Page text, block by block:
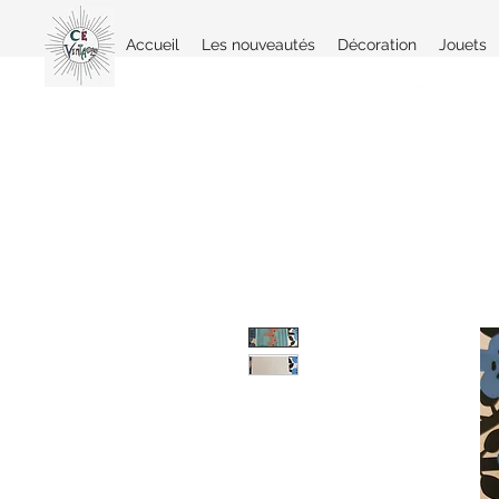
Accueil Les nouveautés Décoration Jouets